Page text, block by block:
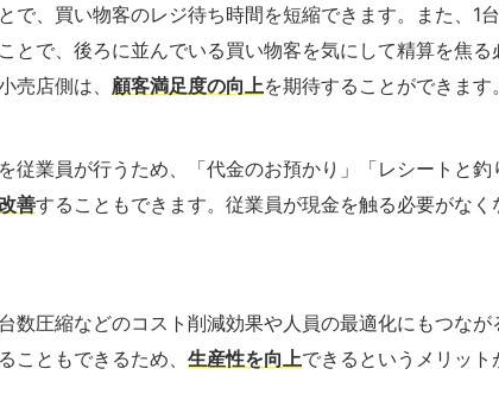
、買い物客のレジ待ち時間を短縮できます。また、1台
とで、後ろに並んでいる買い物客を気にして精算を焦る
売店側は、 顧客満足度の向上を期待することができます。
従業員が行うため、「代金のお預かり」「レシートと釣
善することもできます。従業員が現金を触る必要がなく
数圧縮などのコスト削減効果や人員の最適化にもつなが
こともできるため、 生産性を向上できるというメリット